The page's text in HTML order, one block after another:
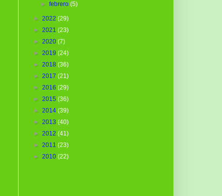
►febrero(5)
► 2022 (29)
► 2021 (23)
► 2020 (7)
► 2019 (24)
► 2018 (36)
► 2017 (21)
► 2016 (29)
► 2015 (36)
► 2014 (39)
► 2013 (40)
► 2012 (41)
► 2011 (23)
► 2010 (22)